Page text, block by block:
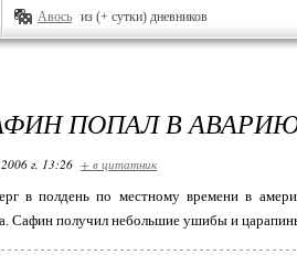
Авось из (+ сутки) дневников
ПОПАЛ В
г. 13:26 + в цитатник
в полдень по местному времени в
Сафин получил небольшие ушибы и